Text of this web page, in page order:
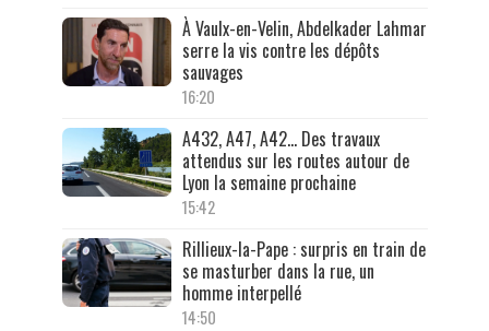
À Vaulx-en-Velin, Abdelkader Lahmar
serre la vis contre les dépôts
sauvages
16:20
A432, A47, A42… Des travaux
attendus sur les routes autour de
Lyon la semaine prochaine
15:42
Rillieux-la-Pape : surpris en train de
se masturber dans la rue, un
homme interpellé
14:50